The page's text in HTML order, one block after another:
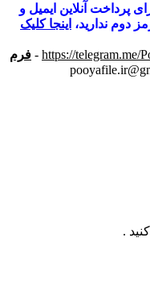
پرداخت آنلاین ایمیل و
دوم ندارید، اینجا کلیک
https://telegram.me/
- فرم
.